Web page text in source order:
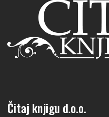
Čitaj knjigu d.o.o.